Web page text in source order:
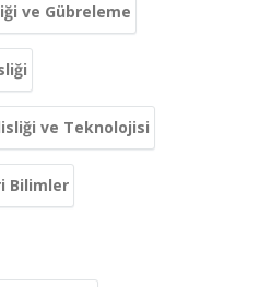
ve Gübreleme
ve Teknolojisi
Bilimler